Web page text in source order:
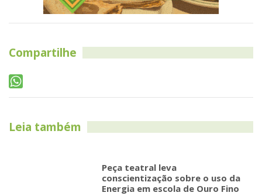
Compartilhe
Leia também
Peça teatral leva
conscientização sobre o uso da
Energia em escola de Ouro Fino